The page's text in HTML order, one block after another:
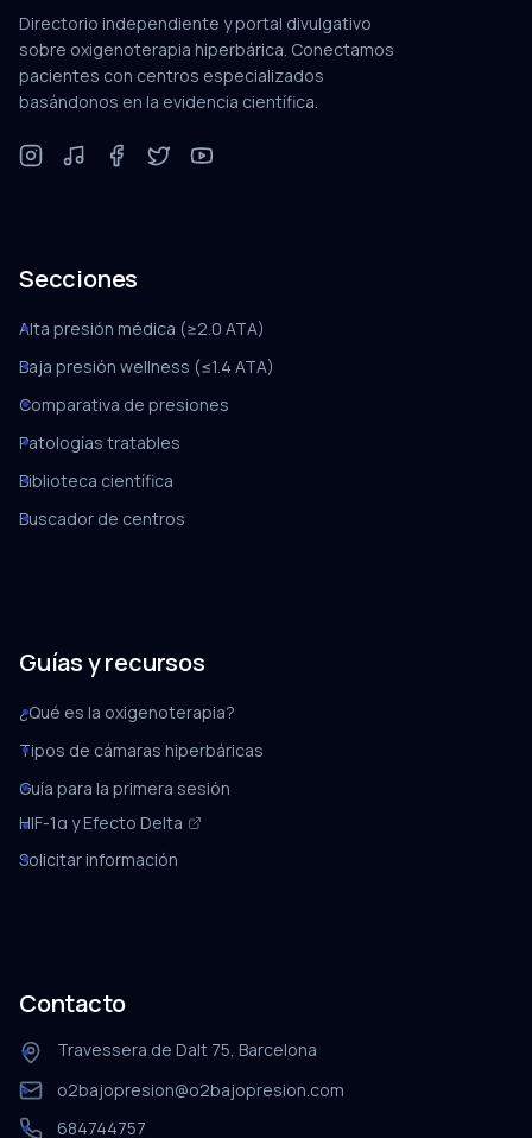
Directorio independiente y portal divulgativo
sobre oxigenoterapia hiperbárica. Conectamos
pacientes con centros especializados
basándonos en la evidencia científica.
Secciones
Alta presión médica (≥2.0 ATA)
Baja presión wellness (≤1.4 ATA)
Comparativa de presiones
Patologías tratables
Biblioteca científica
Buscador de centros
Guías y recursos
¿Qué es la oxigenoterapia?
Tipos de cámaras hiperbáricas
Guía para la primera sesión
HIF-1α y Efecto Delta
Solicitar información
Contacto
Travessera de Dalt 75, Barcelona
o2bajopresion@o2bajopresion.com
684744757